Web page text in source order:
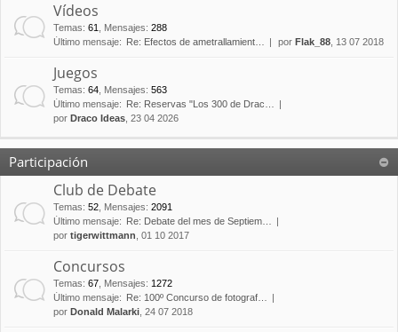
Vídeos
Temas: 61 Mensajes: 288
Último mensaje:
Re: Efectos de ametrallamient… por Flak_88 , 13 07 2018
Juegos
Temas: 64 Mensajes: 563
Último mensaje:
Re: Reservas "Los 300 de Drac…
por Draco Ideas , 23 04 2026
Participación
Club de Debate
Temas: 52 Mensajes: 2091
Último mensaje:
Re: Debate del mes de Septiem…
por tigerwittmann , 01 10 2017
Concursos
Temas: 67 Mensajes: 1272
Último mensaje:
Re: 100º Concurso de fotograf…
por Donald Malarki , 24 07 2018